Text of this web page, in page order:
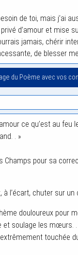
de toi, mais j’ai
privé d’amour et mise
jamais, chérir
de blesser
du Poème avec vos
ce qu’est au feu
. »
Champs pour sa
à l’écart, chuter sur un
douloureux pour
et soulage les mœurs. .
extrêmement touchée